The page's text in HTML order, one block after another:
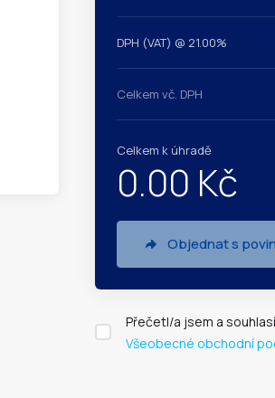
DPH (VAT) @ 21.00%
Celkem vč. DPH
Celkem k úhradě
0.00 Kč
Objednat s
Přečetl/a jsem a
Všeobecné obchodní